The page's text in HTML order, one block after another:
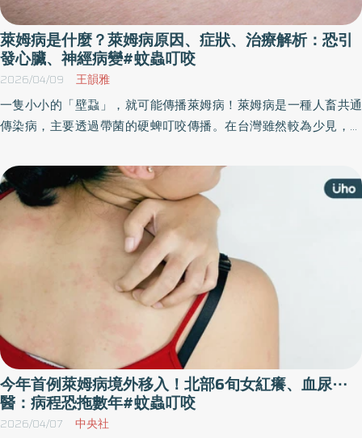
萊姆病是什麼？萊姆病原因、症狀、治療解析：恐引
發心臟、神經病變#蚊蟲叮咬
2026/04/09 王韻雅
一隻小小的「壁蝨」，就可能傳播萊姆病！萊姆病是一種人畜共通
傳染病，主要透過帶菌的硬蜱叮咬傳播。在台灣雖然較為少見，多
大，民眾仍需提高警覺。《優活健康網》整理相關衛教資訊，帶你
了解萊姆病的成因、症狀、治療與預防方法。
今年首例萊姆病境外移入！北部6旬女紅癢、血尿⋯
醫：病程恐拖數年#蚊蟲叮咬
2026/04/07 中央社